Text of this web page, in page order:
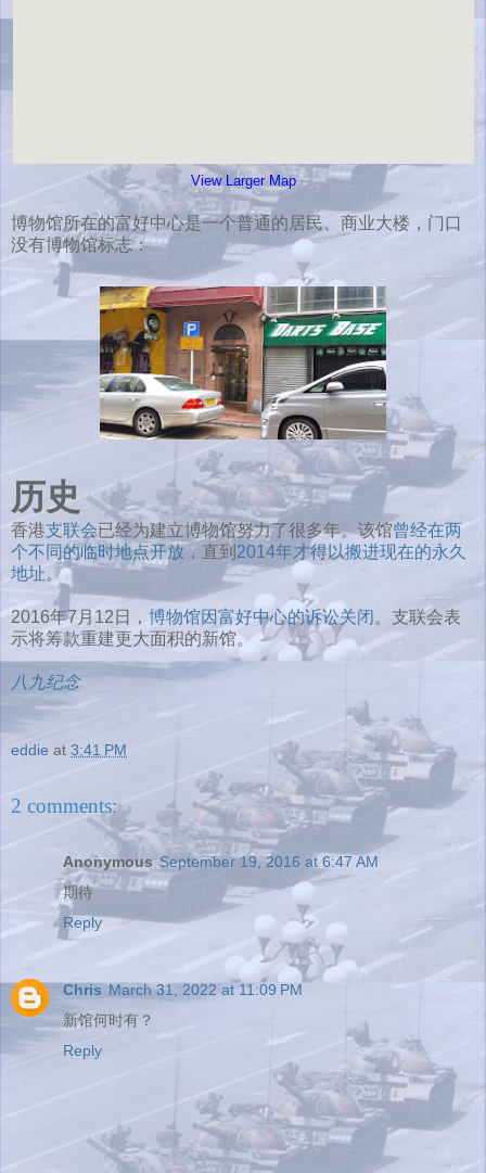
View Larger Map
博物馆所在的富好中心是一个普通的居民、商业大楼，门口
没有博物馆标志：
历史
香港支联会已经为建立博物馆努力了很多年。该馆曾经在两
个不同的临时地点开放 ，直到 2014年才得以搬进现在的永久
地址。
2016年7月12日， 博物馆因富好中心的诉讼关闭 。支联会表
示将筹款重建更大面积的新馆。
八九纪念
eddie at 3:41 PM
2 comments:
Anonymous September 19, 2016 at 6:47 AM
期待
Reply
Chris March 31, 2022 at 11:09 PM
新馆何时有？
Reply